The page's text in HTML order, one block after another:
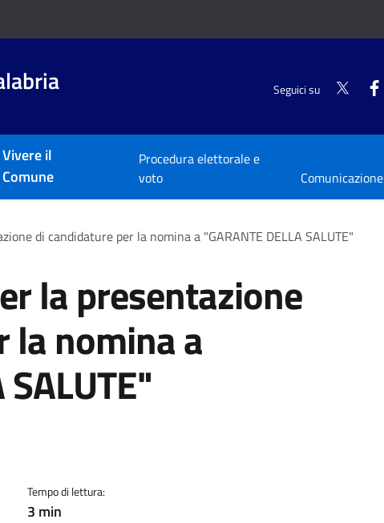
Seguici su Twitter
Vivere il
Comune
Procedura elettorale e
voto
Comunicazione
di candidature per la nomina a "GARANTE DELLA SALUTE"
la presentazione
la nomina a
Tempo di lettura:
3 min